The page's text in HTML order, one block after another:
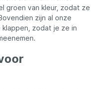
Leg Lock
gemakkelijk aan
• Voor de
is deze stoel
metalen
comfort,
in één
Dankzij het stevige
materiaal,
bekerhouder
is deze
groen van kleur, zodat ze
zijn al onze
zodat je ze in